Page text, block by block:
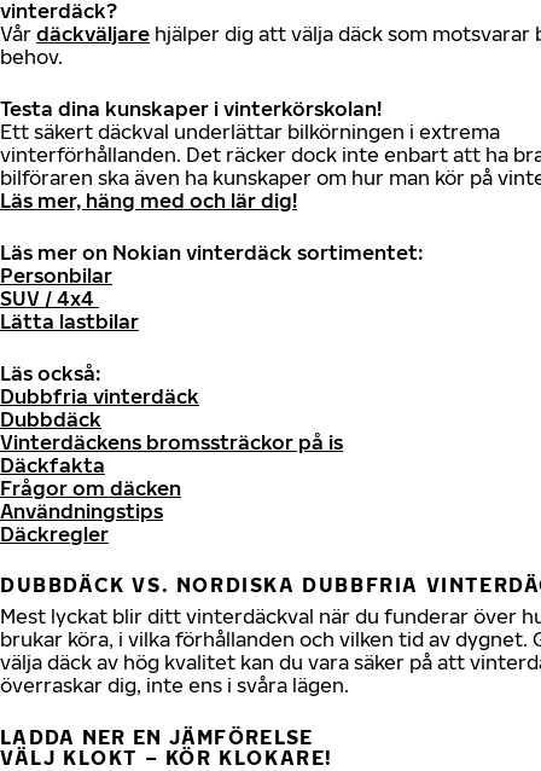
vinterdäck?
Vår däckväljare hjälper dig att välja däck som motsvarar
behov.
Testa dina kunskaper i vinterkörskolan!
Ett säkert däckval underlättar bilkörningen i extrema
vinterförhållanden. Det räcker dock inte enbart att ha
bilföraren ska även ha kunskaper om hur man kör på
Läs mer, häng med och lär dig!
Läs mer on Nokian vinterdäck sortimentet:
Personbilar
SUV / 4x4
Lätta lastbilar
Läs också:
Dubbfria vinterdäck
Dubbdäck
Vinterdäckens bromssträckor på is
Däckfakta
Frågor om däcken
Användningstips
Däckregler
DUBBDÄCK VS. NORDISKA DUBBFRIA
Mest lyckat blir ditt vinterdäckval när du funderar över
brukar köra, i vilka förhållanden och vilken tid av dygnet.
välja däck av hög kvalitet kan du vara säker på att
överraskar dig, inte ens i svåra lägen.
LADDA NER EN JÄMFÖRELSE
VÄLJ KLOKT – KÖR KLOKARE!